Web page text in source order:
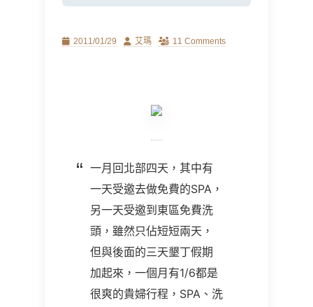
Posted2011/01/29 Author
艾瑪 11 Comments
一月回北部四天，其中有
一天受邀去做免費的SPA，
另一天受邀到東區免費洗
頭，雖然只佔短短兩天，
但與後面的三天墾丁假期
加起來，一個月有1/6都是
很爽的貴婦行程，SPA、洗